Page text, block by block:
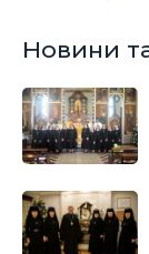
Новини